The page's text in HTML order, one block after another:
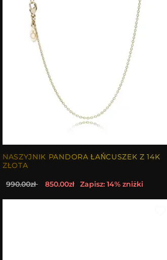
NASZYJNIK PANDORA ŁAŃCUSZEK Z 14K
ZŁOTA
990.00zł 850.00zł Zapisz: 14% zniżki